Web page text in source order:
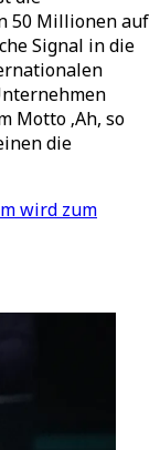
50 Millionen auf
Signal in die
Motto ‚Ah, so
die
wird zum